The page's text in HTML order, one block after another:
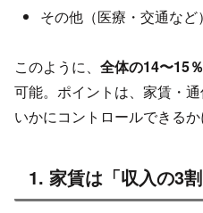
その他（医療・交通など
このように、 全体の14〜15
可能。ポイントは、家賃・
いかにコントロールできるか
1. 家賃は「収入の3